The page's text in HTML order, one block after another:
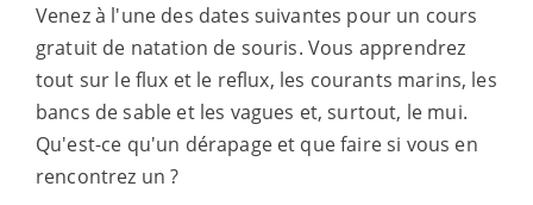
Venez à l'une des dates suivantes pour un cours
gratuit de natation de souris. Vous apprendrez
tout sur le flux et le reflux, les courants marins, les
bancs de sable et les vagues et, surtout, le mui.
Qu'est-ce qu'un dérapage et que faire si vous en
rencontrez un ?